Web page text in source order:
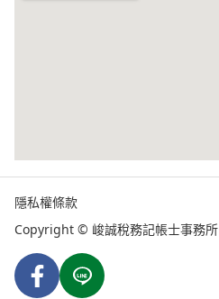
隱私權條款
Copyright © 峻誠稅務記帳士事務所
Facebook
Line